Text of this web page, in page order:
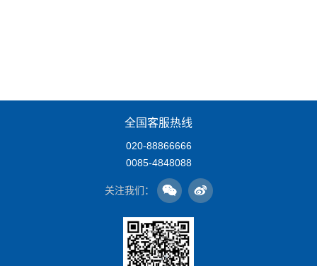
全国客服热线
020-88866666
0085-4848088
关注我们：